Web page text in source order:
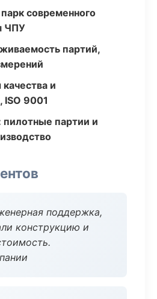
современного
ЧПУ
партий,
и
ISO 9001
пилотные партии и
поддержка,
конструкцию и